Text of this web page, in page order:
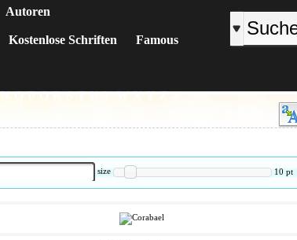
Autoren
Kostenlose Schriften
Famous
N O P Q R S T U V W X Y Z #
size 10 pt